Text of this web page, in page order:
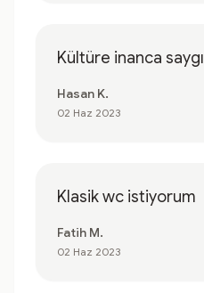
Kültüre inanca saygı
Hasan K.
02 Haz 2023
Klasik wc istiyorum
Fatih M.
02 Haz 2023